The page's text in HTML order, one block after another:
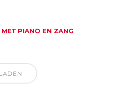
MET PIANO EN ZANG